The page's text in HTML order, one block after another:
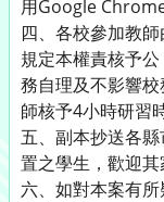
用Google Chrome
四、各校參加教
規定本權責核予
務自理及不影響
師核予4小時研習
五、副本抄送各
置之學生，歡迎其
六、如對本案有